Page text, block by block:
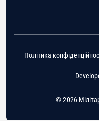
© 2026
Політика